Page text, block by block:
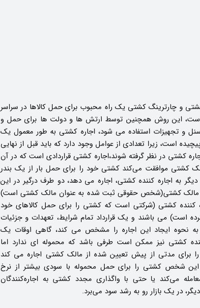
و چارترینگ کشتی یک راه محبوب برای حمل کالاها در سراسر
این روش همچنین توسط ارتش ها و دولت ها برای حمل و
و تجهیزات استفاده می شود، اجاره کشتی به طور معمول یک
است، زیرا تعدادی از عوامل وجود دارد که باید قبل از نهایی
کشتی در نظر گرفته شوند،اجاره کشتی قراردادی است که در آن
کشتی موافقت می‌کند کشتی خود را برای حمل بار از یک بندر
دیگر به اجاره کننده کشتی، اجاره می دهد، دو طرف درگیر در این
مالک کشتی(شخص حقوقی ثبت شده به عنوان مالک کشتی است)
کننده کشتی (شرکتی است که کشتی را برای حمل کالاهای خود
است) می باشند و یک قرارداد تمام شرایط، تعهدات و جزئیات
نحوه ایجاد این اجاره را مشخص می کند، گاهی اوقات یک
کشتی نیز ممکن است طرفی باشد که محموله ای ندارد اما
برای مدتی از پیش تعیین شده از مالک کشتی اجاره می کند
شخص کشتی را برای حمل محموله با سودی بیشتر از نرخ
می‌کند یا حتی با واگذاری مجدد کشتی به اجاره‌کنندگان
در یک بازار رو به رشد سود می‌برد.